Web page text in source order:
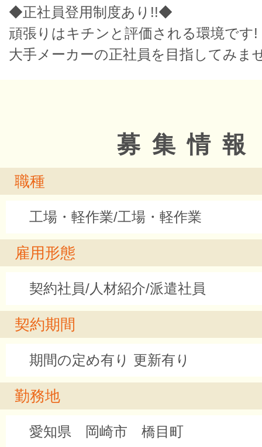
◆正社員登用制度あり!!◆
頑張りはキチンと評価される環境です!
大手メーカーの正社員を目指してみま
募集情報
職種
工場・軽作業/工場・軽作業
雇用形態
契約社員/人材紹介/派遣社員
契約期間
期間の定め有り 更新有り
勤務地
愛知県 岡崎市 橋目町